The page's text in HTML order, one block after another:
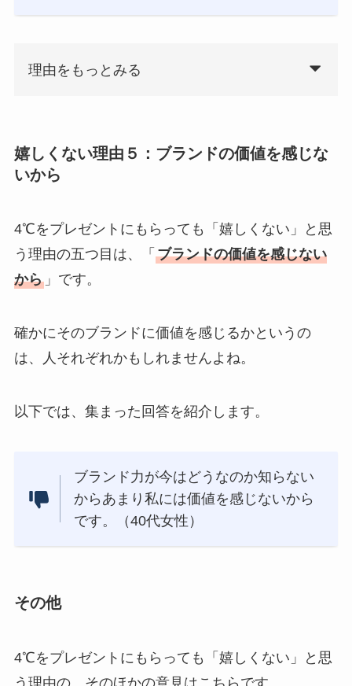
理由をもっとみる
嬉しくない理由５：ブランドの価値を感じな
いから
4℃をプレゼントにもらっても「嬉しくない」と思
う理由の五つ目は、「 ブランドの価値を感じない
から」です。
確かにそのブランドに価値を感じるかというの
は、人それぞれかもしれませんよね。
以下では、集まった回答を紹介します。
ブランド力が今はどうなのか知らない
からあまり私には価値を感じないから
です。（40代女性）
その他
4℃をプレゼントにもらっても「嬉しくない」と思
う理由の、そのほかの意見はこちらです。